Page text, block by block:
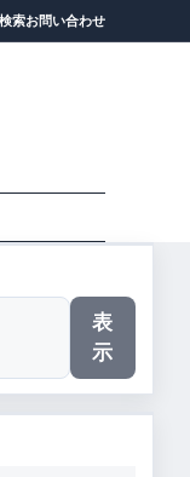
検索お問い合わせ
表
示